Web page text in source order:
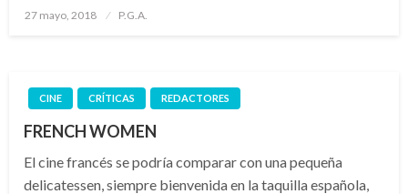
Publicado
27 mayo, 2018 P.G.A.
CINE CRÍTICAS REDACTORES
FRENCH WOMEN
El cine francés se podría comparar con una pequeña
delicatessen, siempre bienvenida en la taquilla española,